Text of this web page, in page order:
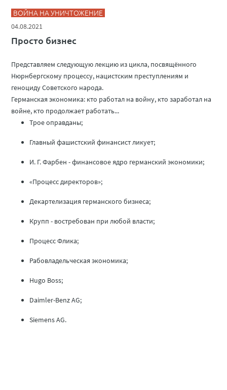
ВОЙНА НА УНИЧТОЖЕНИЕ
04.08.2021
Просто бизнес
Представляем следующую лекцию из цикла, посвящённого
Нюрнбергскому процессу, нацистским преступлениям и
геноциду Советского народа.
Германская экономика: кто работал на войну, кто заработал на
войне, кто продолжает работать...
Трое оправданы;
Главный фашистский финансист ликует;
И. Г. Фарбен - финансовое ядро германский экономики;
«Процесс директоров»;
Декартелизация германского бизнеса;
Крупп - востребован при любой власти;
Процесс Флика;
Рабовладельческая экономика;
Hugo Boss;
Daimler-Benz AG;
Siemens AG.